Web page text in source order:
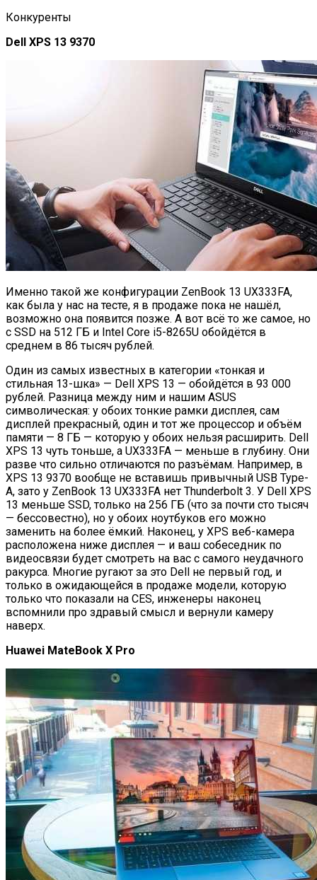
Конкуренты
Dell XPS 13 9370
Именно такой же конфигурации ZenBook 13 UX333FA,
как была у нас на тесте, я в продаже пока не нашёл,
возможно она появится позже. А вот всё то же самое, но
с SSD на 512 ГБ и Intel Core i5-8265U обойдётся в
среднем в 86 тысяч рублей.
Один из самых известных в категории «тонкая и
стильная 13-шка» — Dell XPS 13 — обойдётся в 93 000
рублей. Разница между ним и нашим ASUS
символическая: у обоих тонкие рамки дисплея, сам
дисплей прекрасный, один и тот же процессор и объём
памяти — 8 ГБ — которую у обоих нельзя расширить. Dell
XPS 13 чуть тоньше, а UX333FA — меньше в глубину. Они
разве что сильно отличаются по разъёмам. Например, в
XPS 13 9370 вообще не вставишь привычный USB Type-
A, зато у ZenBook 13 UX333FA нет Thunderbolt 3. У Dell XPS
13 меньше SSD, только на 256 ГБ (что за почти сто тысяч
— бессовестно), но у обоих ноутбуков его можно
заменить на более ёмкий. Наконец, у XPS веб-камера
расположена ниже дисплея — и ваш собеседник по
видеосвязи будет смотреть на вас с самого неудачного
ракурса. Многие ругают за это Dell не первый год, и
только в ожидающейся в продаже модели, которую
только что показали на CES, инженеры наконец
вспомнили про здравый смысл и вернули камеру
наверх.
Huawei MateBook X Pro